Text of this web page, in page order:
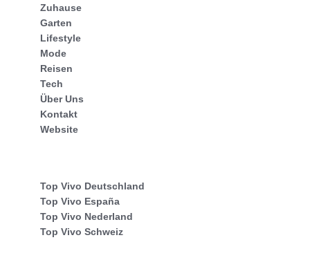
Zuhause
Garten
Lifestyle
Mode
Reisen
Tech
Über Uns
Kontakt
Website
Top Vivo Deutschland
Top Vivo España
Top Vivo Nederland
Top Vivo Schweiz